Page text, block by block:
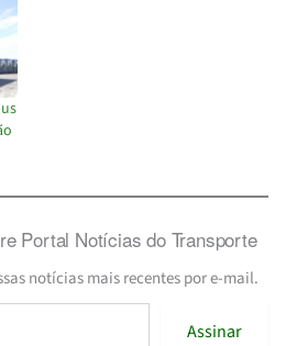
Portal Notícias do Transporte
notícias mais recentes por e-mail.
Assinar